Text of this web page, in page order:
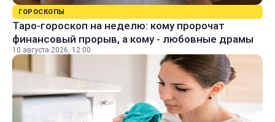
ГОРОСКОПЫ
Таро-гороскоп на неделю: кому пророчат
финансовый прорыв, а кому - любовные драмы
10 августа 2026, 12:00